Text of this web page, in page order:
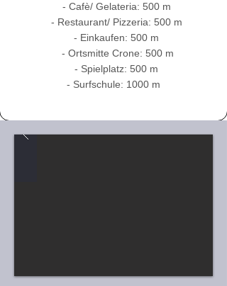
- Cafè/ Gelateria: 500 m
- Restaurant/ Pizzeria: 500 m
- Einkaufen: 500 m
- Ortsmitte Crone: 500 m
- Spielplatz: 500 m
- Surfschule: 1000 m